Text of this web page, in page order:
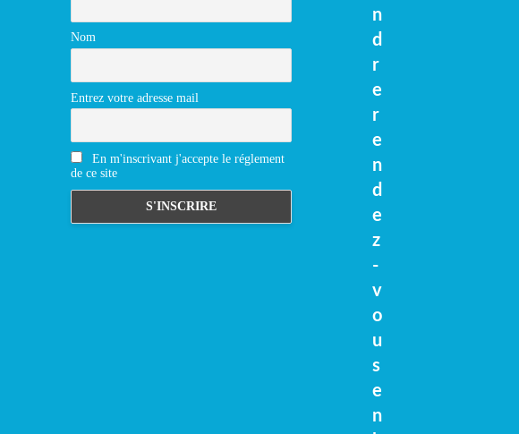
Nom
Entrez votre adresse mail
En m'inscrivant j'accepte le réglement
de ce site
n
d
r
e
r
e
n
d
e
z
-
v
o
u
s
e
n